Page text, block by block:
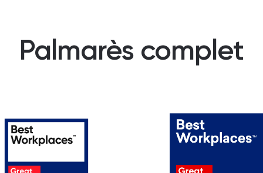
Palmarès complet